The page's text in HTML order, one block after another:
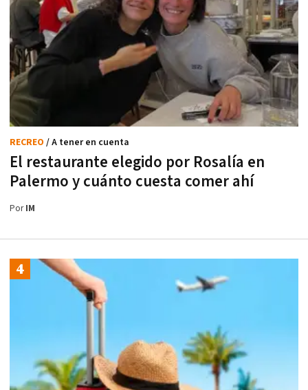
El restaurante elegido por Rosalía en
Palermo y cuánto cuesta comer ahí
RECREO / A tener en cuenta
PorIM